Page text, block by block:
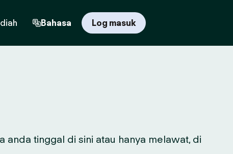
Bahasa Log masuk
tinggal di sini atau hanya melawat, di